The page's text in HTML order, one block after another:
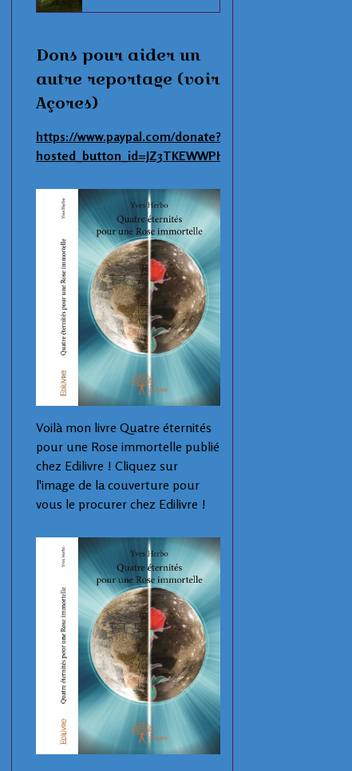
Dons pour aider un
autre reportage (voir
Açores)
https://www.paypal.com/donate?
hosted_button_id=JZ3TKEWWPHNAS
Voilà mon livre Quatre éternités
pour une Rose immortelle publié
chez Edilivre ! Cliquez sur
l'image de la couverture pour
vous le procurer chez Edilivre !